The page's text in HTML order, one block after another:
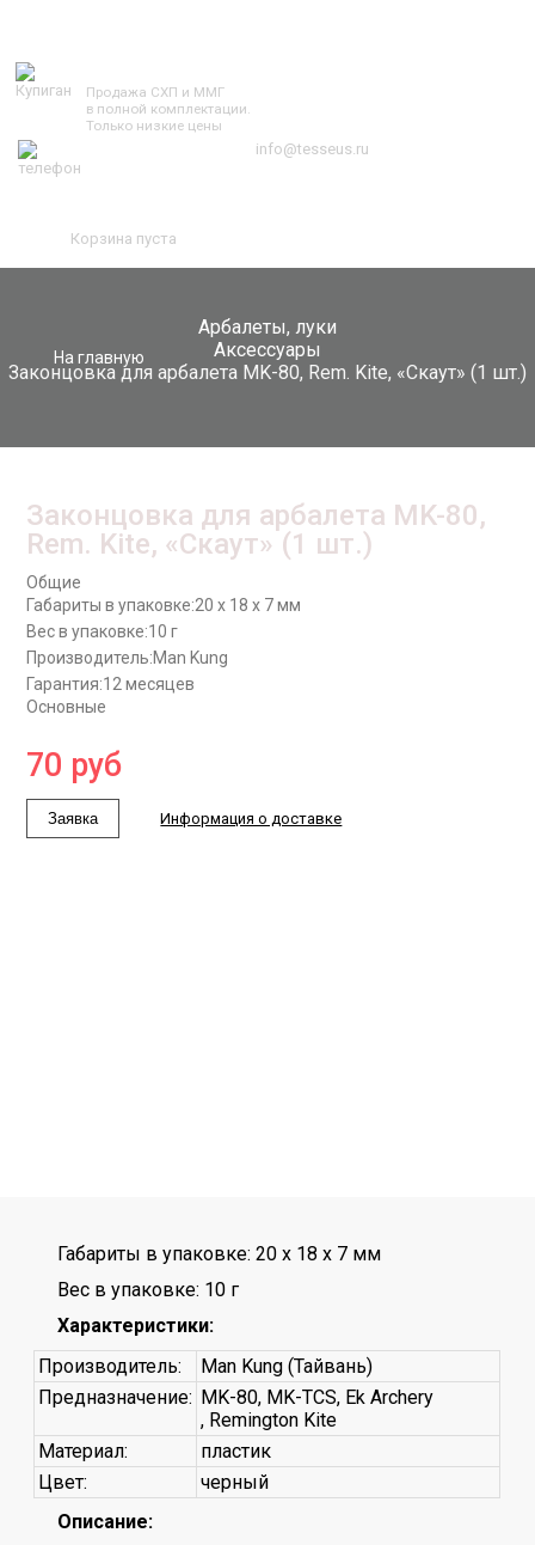
Продажа СХП и ММГ
в полной комплектации.
Только низкие цены
info@tesseus.ru
Корзина пуста
Арбалеты, луки
Аксессуары
Законцовка для арбалета MK-80, Rem. Kite, «Скаут» (1 шт.)
На главную
Законцовка для арбалета MK-80,
Rem. Kite, «Скаут» (1 шт.)
Общие
Габариты в упаковке:20 x 18 x 7 мм
Вес в упаковке:10 г
Производитель:Man Kung
Гарантия:12 месяцев
Основные
70 руб
Заявка Информация о доставке
Габариты в упаковке: 20 x 18 x 7 мм
Вес в упаковке: 10 г
Характеристики:
Производитель:
Man Kung (Тайвань)
Предназначение: MK-80, MK-TCS, Ek Archery
, Remington Kite
Материал:
пластик
Цвет:
черный
Описание: